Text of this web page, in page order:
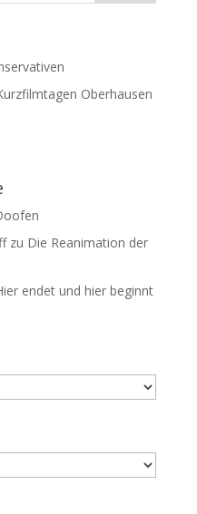
Oberhausen
zu Die Reanimation der
endet und hier beginnt